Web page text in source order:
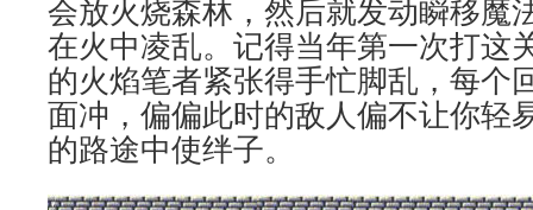
会放火烧森林，然后就发动瞬移魔
在火中凌乱。记得当年第一次打这
的火焰笔者紧张得手忙脚乱，每个
面冲，偏偏此时的敌人偏不让你轻
的路途中使绊子。